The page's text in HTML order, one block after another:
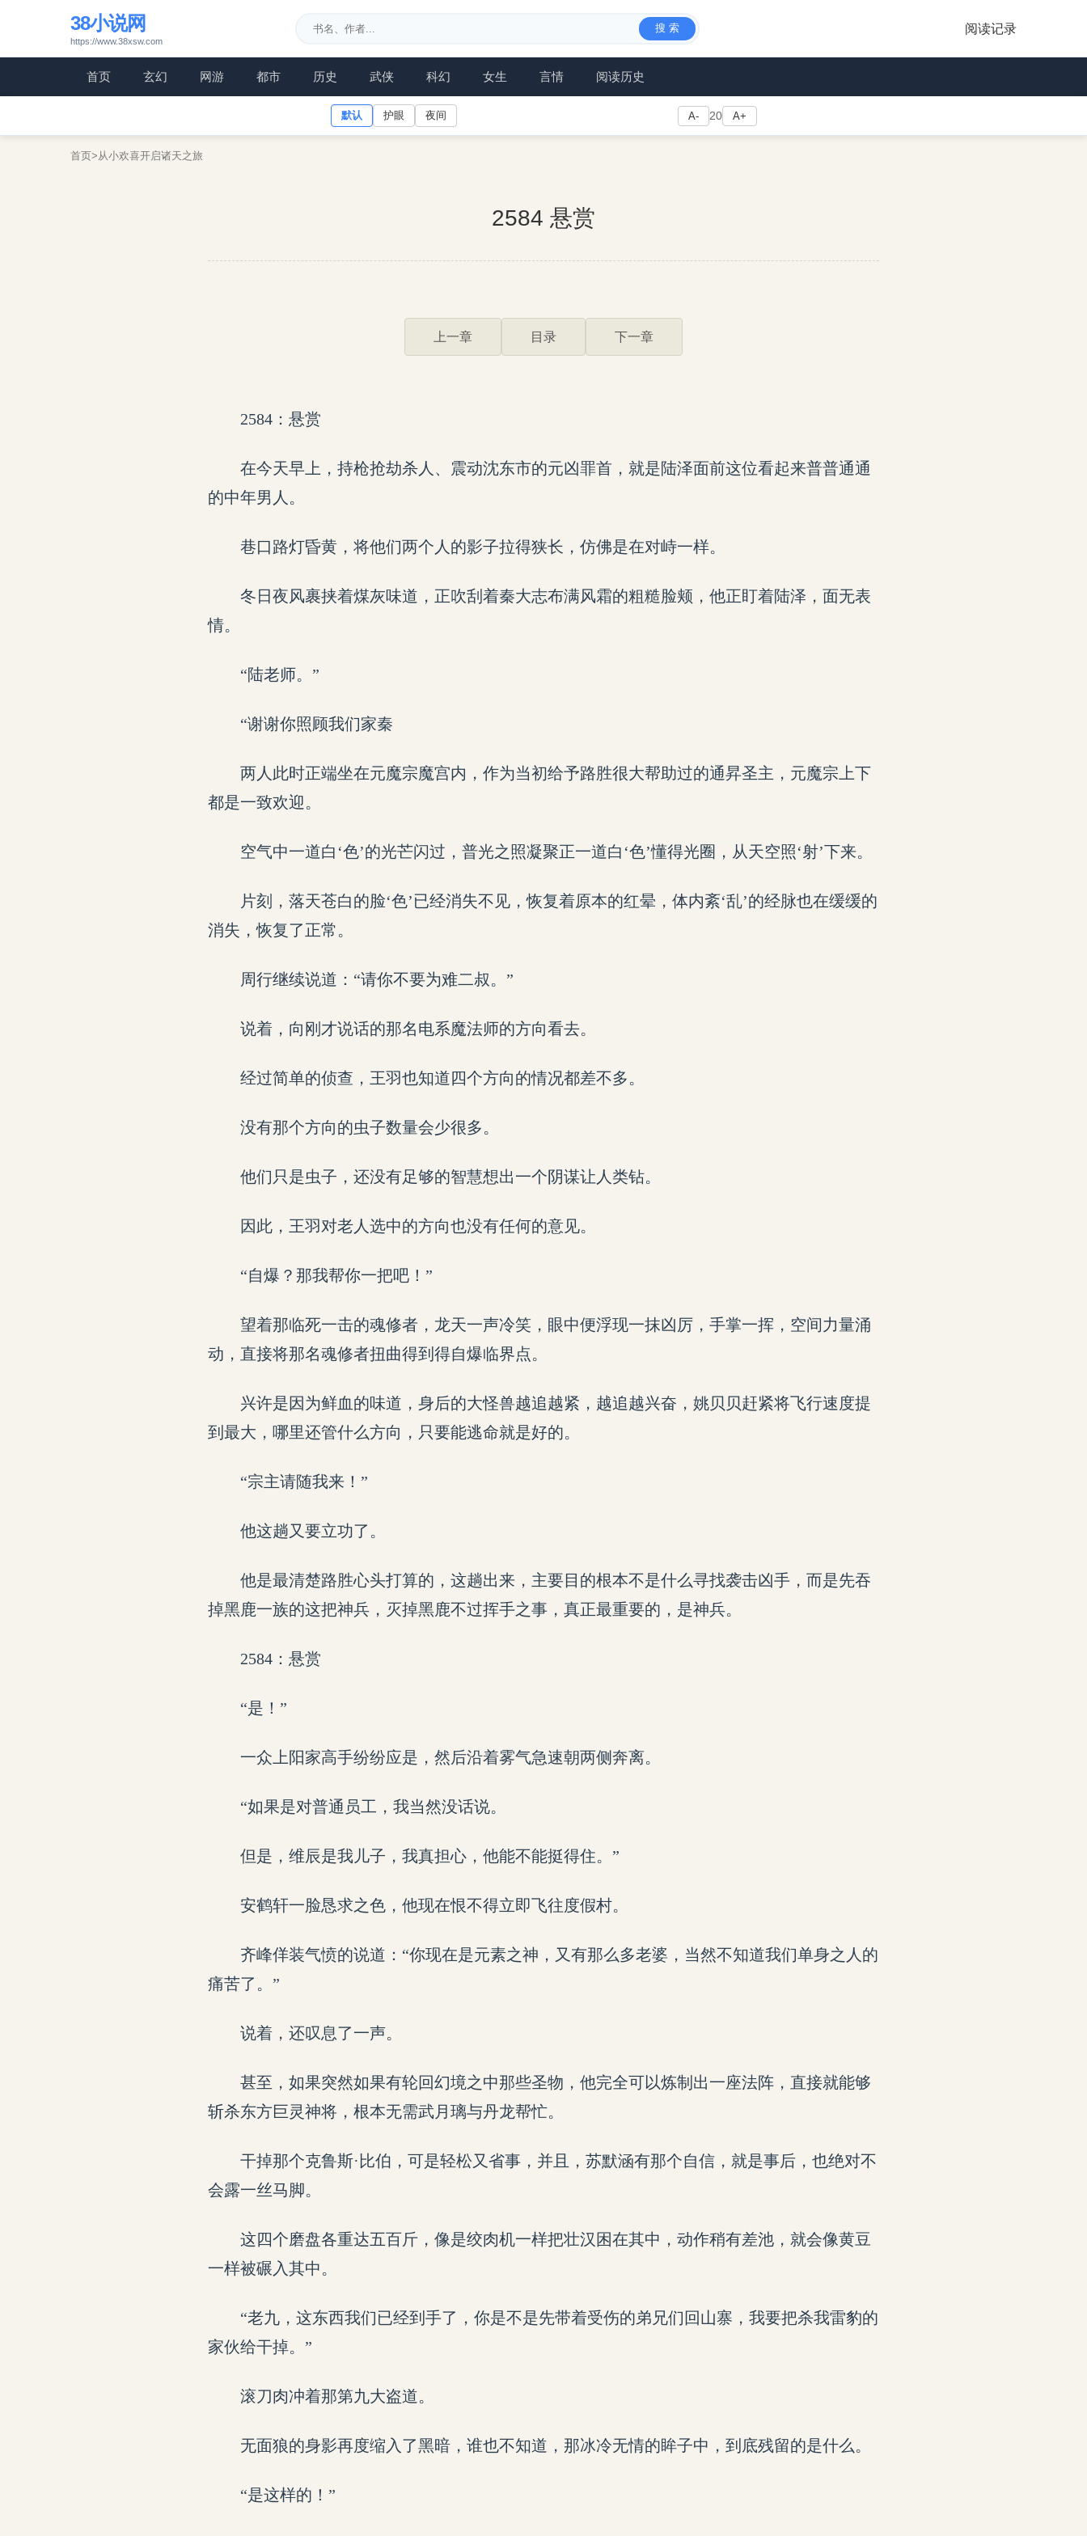
38小说网
https://www.38xsw.com
搜 索 阅读记录
首页 玄幻 网游 都市 历史 武侠 科幻 女生 言情 阅读历史
默认 护眼 夜间 A- 20 A+
首页>从小欢喜开启诸天之旅
2584 悬赏
上一章 目录 下一章
2584：悬赏
在今天早上，持枪抢劫杀人、震动沈东市的元凶罪首，就是陆泽面前这位看起来普普通通
的中年男人。
巷口路灯昏黄，将他们两个人的影子拉得狭长，仿佛是在对峙一样。
冬日夜风裹挟着煤灰味道，正吹刮着秦大志布满风霜的粗糙脸颊，他正盯着陆泽，面无表
情。
“陆老师。”
“谢谢你照顾我们家秦
两人此时正端坐在元魔宗魔宫内，作为当初给予路胜很大帮助过的通昇圣主，元魔宗上下
都是一致欢迎。
空气中一道白‘色’的光芒闪过，普光之照凝聚正一道白‘色’懂得光圈，从天空照‘射’下来。
片刻，落天苍白的脸‘色’已经消失不见，恢复着原本的红晕，体内紊‘乱’的经脉也在缓缓的
消失，恢复了正常。
周行继续说道：“请你不要为难二叔。”
说着，向刚才说话的那名电系魔法师的方向看去。
经过简单的侦查，王羽也知道四个方向的情况都差不多。
没有那个方向的虫子数量会少很多。
他们只是虫子，还没有足够的智慧想出一个阴谋让人类钻。
因此，王羽对老人选中的方向也没有任何的意见。
“自爆？那我帮你一把吧！”
望着那临死一击的魂修者，龙天一声冷笑，眼中便浮现一抹凶厉，手掌一挥，空间力量涌
动，直接将那名魂修者扭曲得到得自爆临界点。
兴许是因为鲜血的味道，身后的大怪兽越追越紧，越追越兴奋，姚贝贝赶紧将飞行速度提
到最大，哪里还管什么方向，只要能逃命就是好的。
“宗主请随我来！”
他这趟又要立功了。
他是最清楚路胜心头打算的，这趟出来，主要目的根本不是什么寻找袭击凶手，而是先吞
掉黑鹿一族的这把神兵，灭掉黑鹿不过挥手之事，真正最重要的，是神兵。
2584：悬赏
“是！”
一众上阳家高手纷纷应是，然后沿着雾气急速朝两侧奔离。
“如果是对普通员工，我当然没话说。
但是，维辰是我儿子，我真担心，他能不能挺得住。”
安鹤轩一脸恳求之色，他现在恨不得立即飞往度假村。
齐峰佯装气愤的说道：“你现在是元素之神，又有那么多老婆，当然不知道我们单身之人的
痛苦了。”
说着，还叹息了一声。
甚至，如果突然如果有轮回幻境之中那些圣物，他完全可以炼制出一座法阵，直接就能够
斩杀东方巨灵神将，根本无需武月璃与丹龙帮忙。
干掉那个克鲁斯·比伯，可是轻松又省事，并且，苏默涵有那个自信，就是事后，也绝对不
会露一丝马脚。
这四个磨盘各重达五百斤，像是绞肉机一样把壮汉困在其中，动作稍有差池，就会像黄豆
一样被碾入其中。
“老九，这东西我们已经到手了，你是不是先带着受伤的弟兄们回山寨，我要把杀我雷豹的
家伙给干掉。”
滚刀肉冲着那第九大盗道。
无面狼的身影再度缩入了黑暗，谁也不知道，那冰冷无情的眸子中，到底残留的是什么。
“是这样的！”